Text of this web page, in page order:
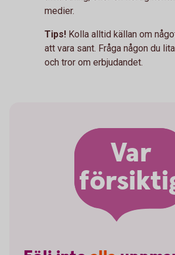
medier.
Tips! Kolla alltid källan om
att vara sant. Fråga någon du
och tror om erbjudandet.
Var